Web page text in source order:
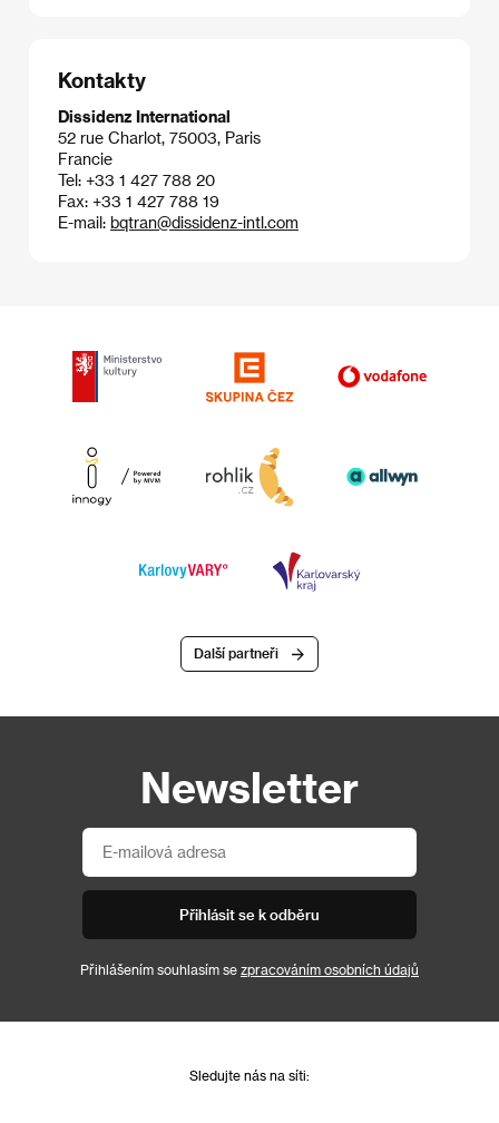
Kontakty
Dissidenz International
52 rue Charlot, 75003, Paris
Francie
Tel: +33 1 427 788 20
Fax: +33 1 427 788 19
E-mail: bqtran@dissidenz-intl.com
Další partneři
Newsletter
Přihlásit se k odběru
Přihlášením souhlasím se zpracováním osobních údajů
Sledujte nás na síti: